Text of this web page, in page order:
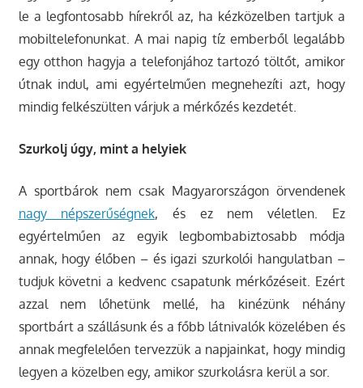
le a legfontosabb hírekről az, ha kézközelben tartjuk a
mobiltelefonunkat. A mai napig tíz emberből legalább
egy otthon hagyja a telefonjához tartozó töltőt, amikor
útnak indul, ami egyértelműen megnehezíti azt, hogy
mindig felkészülten várjuk a mérkőzés kezdetét.
Szurkolj úgy, mint a helyiek
A sportbárok nem csak Magyarországon örvendenek
nagy népszerűségnek, és ez nem véletlen. Ez
egyértelműen az egyik legbombabiztosabb módja
annak, hogy élőben – és igazi szurkolói hangulatban –
tudjuk követni a kedvenc csapatunk mérkőzéseit. Ezért
azzal nem lőhetünk mellé, ha kinézünk néhány
sportbárt a szállásunk és a főbb látnivalók közelében és
annak megfelelően tervezzük a napjainkat, hogy mindig
legyen a közelben egy, amikor szurkolásra kerül a sor.